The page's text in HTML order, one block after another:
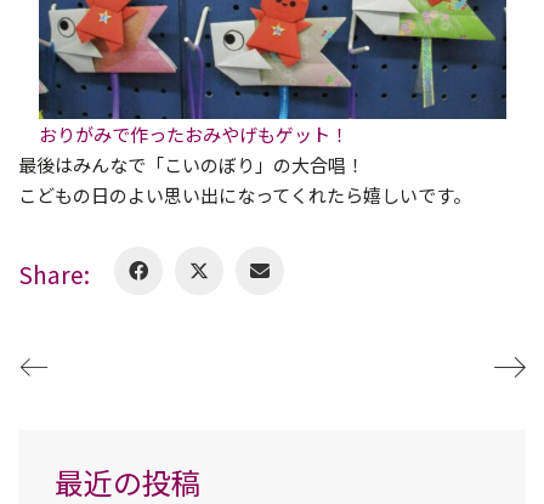
おりがみで作ったおみやげもゲット！
最後はみんなで「こいのぼり」の大合唱！
こどもの日のよい思い出になってくれたら嬉しいです。
Share:
最近の投稿